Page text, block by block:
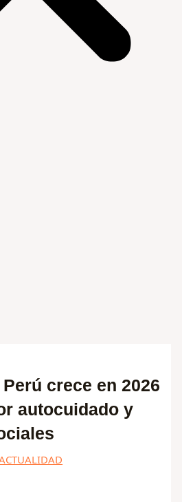
crece en 2026
autocuidado y